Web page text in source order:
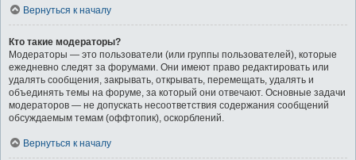
Вернуться к началу
Кто такие модераторы?
Модераторы — это пользователи (или группы пользователей), которые
ежедневно следят за форумами. Они имеют право редактировать или
удалять сообщения, закрывать, открывать, перемещать, удалять и
объединять темы на форуме, за который они отвечают. Основные задачи
модераторов — не допускать несоответствия содержания сообщений
обсуждаемым темам (оффтопик), оскорблений.
Вернуться к началу